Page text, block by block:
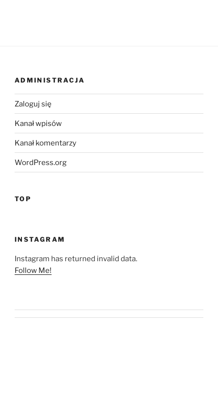
ADMINISTRACJA
Zaloguj się
Kanał wpisów
Kanał komentarzy
WordPress.org
TOP
INSTAGRAM
Instagram has returned invalid data.
Follow Me!